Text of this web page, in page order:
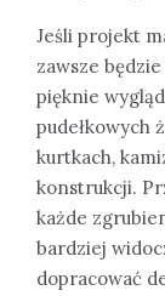
Jeśli projekt
zawsze
pięknie
pudełkowych
kurtkach,
konstrukcji.
każde
bardziej
dopracować